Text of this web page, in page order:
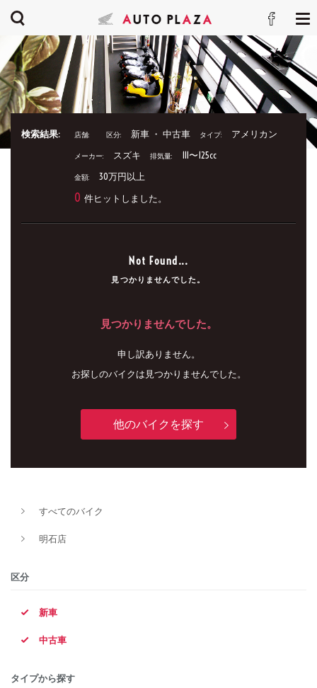
検索結果: 店舗: 区分: 新車 ・ 中古車 タイプ: アメリカン
メーカー: スズキ 排気量: 111〜125cc
金額: 30万円以上
0 件ヒットしました。
Not Found...
見つかりませんでした。
見つかりませんでした。
申し訳ありません。
お探しのバイクは見つかりませんでした。
他のバイクを探す
すべてのバイク
明石店
区分
新車
中古車
タイプから探す
メーカー
排気量